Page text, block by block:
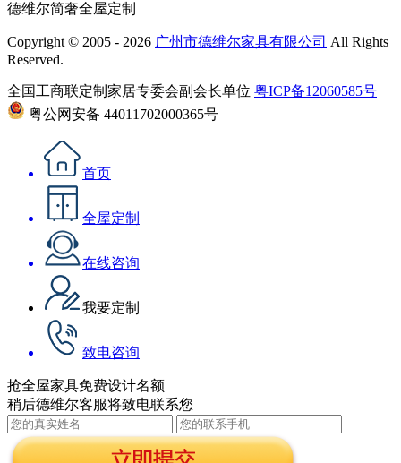
德维尔简奢全屋定制
Copyright © 2005 - 2026 广州市德维尔家具有限公司 All Rights
Reserved.
全国工商联定制家居专委会副会长单位 粤ICP备12060585号
粤公网安备 44011702000365号
首页
全屋定制
在线咨询
我要定制
致电咨询
抢全屋家具免费设计名额
稍后德维尔客服将致电联系您